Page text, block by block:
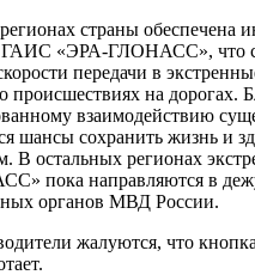
страны обеспечена
ГАИС «ЭРА-ГЛОНАСС», что
передачи в
на дорогах.
взаимодействию
шансы сохранить жизнь и
В остальных регионах
пока направляются в
органов МВД России.
жалуются, что